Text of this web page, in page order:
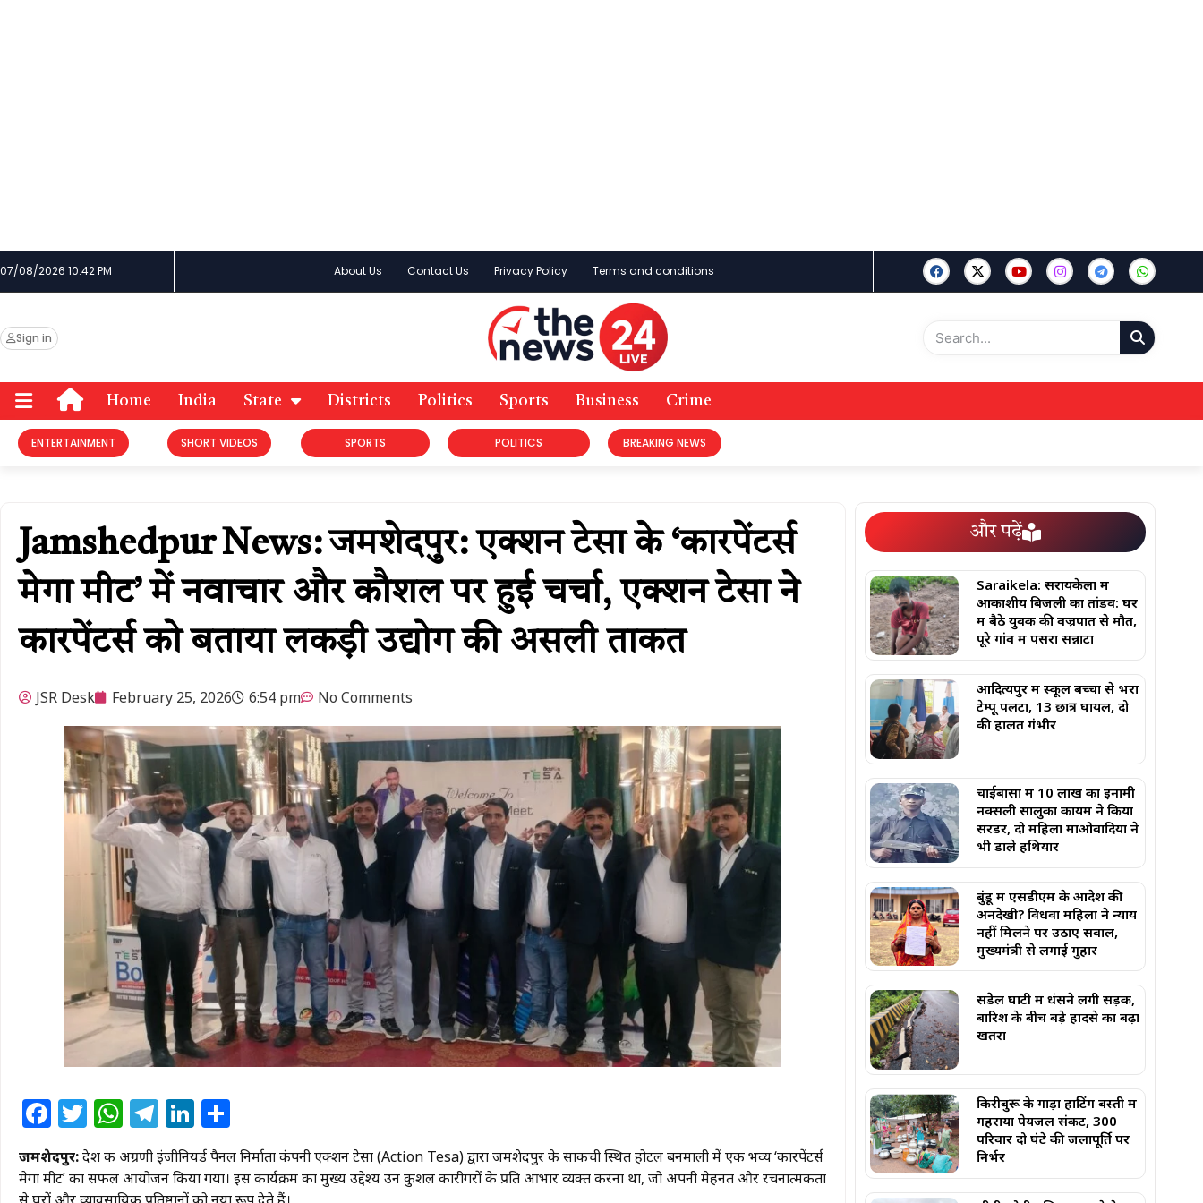
07/08/2026 10:42 PM About Us Contact Us Privacy Policy Terms and conditions
Sign in
Home India State Districts Politics Sports Business Crime
ENTERTAINMENT SHORT VIDEOS SPORTS POLITICS BREAKING NEWS
Jamshedpur News: जमशेदपुर: एक्शन टेसा के ‘कारपेंटर्स
मेगा मीट’ में नवाचार और कौशल पर हुई चर्चा, एक्शन टेसा ने
कारपेंटर्स को बताया लकड़ी उद्योग की असली ताकत
JSR Desk February 25, 2026 6:54 pm No Comments
Facebook
Twitter
WhatsApp
Telegram
LinkedIn
जमशेदपुर:देश की अग्रणी इंजीनियर्ड पैनल निर्माता कंपनी एक्शन टेसा (Action Tesa) द्वारा जमशेदपुर के साकची स्थित होटल बनमाली में एक भव्य ‘कारपेंटर्स
मेगा मीट’ का सफल आयोजन किया गया। इस कार्यक्रम का मुख्य उद्देश्य उन कुशल कारीगरों के प्रति आभार व्यक्त करना था, जो अपनी मेहनत और रचनात्मकता
और पढ़ें
Saraikela: सरायकेला में
आकाशीय बिजली का तांडव: घर
में बैठे युवक की वज्रपात से मौत,
पूरे गांव में पसरा सन्नाटा
आदित्यपुर में स्कूल बच्चों से भरा
टेम्पू पलटा, 13 छात्र घायल, दो
की हालत गंभीर
चाईबासा में 10 लाख का इनामी
नक्सली सालुका कायम ने किया
सरेंडर, दो महिला माओवादियों ने
भी डाले हथियार
बुंडू में एसडीएम के आदेश की
अनदेखी? विधवा महिला ने न्याय
नहीं मिलने पर उठाए सवाल,
मुख्यमंत्री से लगाई गुहार
सेंडेेल घाटी में धंसने लगी सड़क,
बारिश के बीच बड़े हादसे का बढ़ा
खतरा
किरीबुरू के गाड़ा हाटिंग बस्ती में
गहराया पेयजल संकट, 300
परिवार दो घंटे की जलापूर्ति पर
निर्भर